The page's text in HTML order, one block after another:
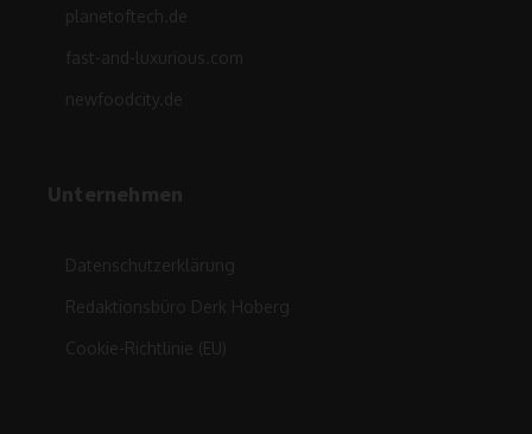
planetoftech.de
fast-and-luxurious.com
newfoodcity.de
Unternehmen
Datenschutzerklärung
Redaktionsbüro Derk Hoberg
Cookie-Richtlinie (EU)